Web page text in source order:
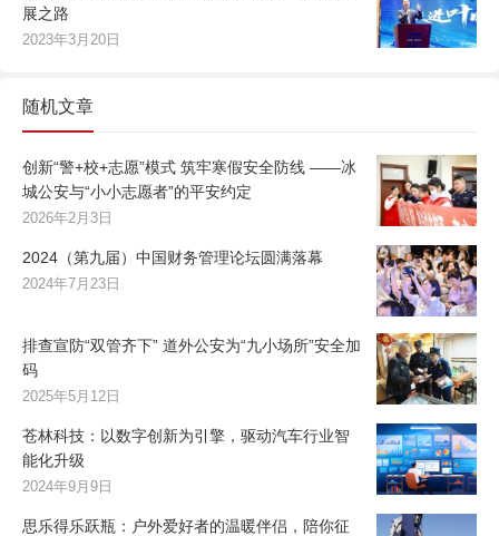
展之路
2023年3月20日
随机文章
创新“警+校+志愿”模式 筑牢寒假安全防线 ——冰
城公安与“小小志愿者”的平安约定
2026年2月3日
2024（第九届）中国财务管理论坛圆满落幕
2024年7月23日
排查宣防“双管齐下” 道外公安为“九小场所”安全加
码
2025年5月12日
苍林科技：以数字创新为引擎，驱动汽车行业智
能化升级
2024年9月9日
思乐得乐跃瓶：户外爱好者的温暖伴侣，陪你征